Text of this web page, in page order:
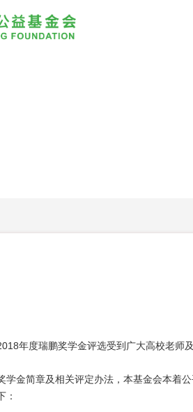
年度瑞鹏奖学金评选受到广大高校老师
学金简章及相关评定办法，本基金会本着
：